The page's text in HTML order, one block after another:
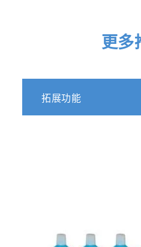
更多
拓展功能